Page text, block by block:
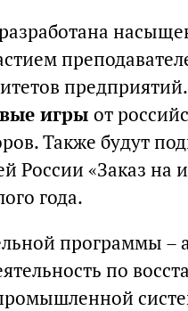
игры от
Также будут
России «Заказ на
года.
программы –
по